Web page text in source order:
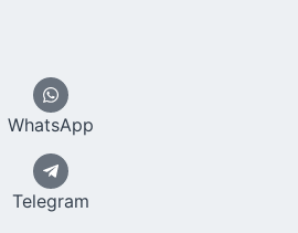
WhatsApp
Telegram